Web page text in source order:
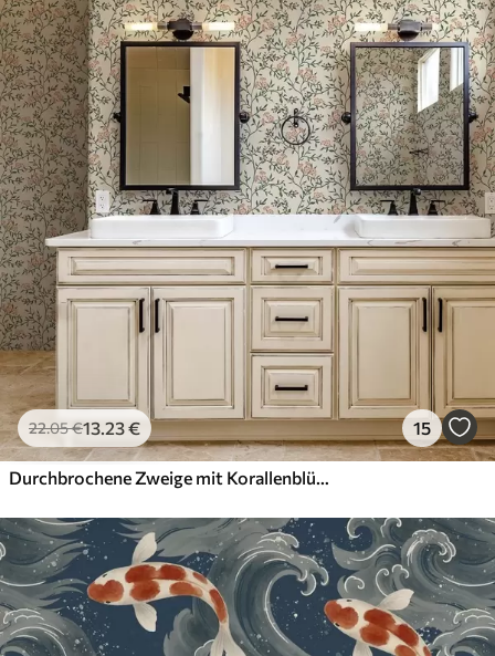
22.05€13.23€ 15
Durchbrochene Zweige mit Korallenblüten, florales Muster